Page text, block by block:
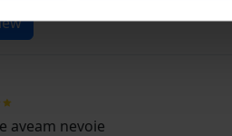
aveam nevoie